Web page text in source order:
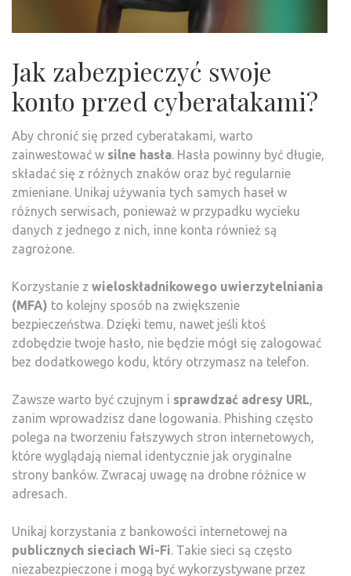
Jak zabezpieczyć swoje
konto przed cyberatakami?
Aby chronić się przed cyberatakami, warto
zainwestować w silne hasła. Hasła powinny być długie,
składać się z różnych znaków oraz być regularnie
zmieniane. Unikaj używania tych samych haseł w
różnych serwisach, ponieważ w przypadku wycieku
danych z jednego z nich, inne konta również są
zagrożone.
Korzystanie z wieloskładnikowego uwierzytelniania
(MFA) to kolejny sposób na zwiększenie
bezpieczeństwa. Dzięki temu, nawet jeśli ktoś
zdobędzie twoje hasło, nie będzie mógł się zalogować
bez dodatkowego kodu, który otrzymasz na telefon.
Zawsze warto być czujnym i sprawdzać adresy URL,
zanim wprowadzisz dane logowania. Phishing często
polega na tworzeniu fałszywych stron internetowych,
które wyglądają niemal identycznie jak oryginalne
strony banków. Zwracaj uwagę na drobne różnice w
adresach.
Unikaj korzystania z bankowości internetowej na
publicznych sieciach Wi-Fi. Takie sieci są często
niezabezpieczone i mogą być wykorzystywane przez